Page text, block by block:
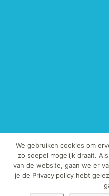
© Copyright 2013-2019 -
en / of teksten is strafbaar.
We gebruiken cookies om
zo soepel mogelijk draait.
van de website, gaan we er
je de Privacy policy hebt